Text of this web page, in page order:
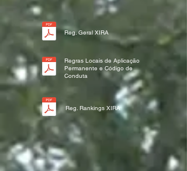
Reg. Geral XIRA
Regras Locais de Aplicação
Permanente e Código de
Conduta
Reg. Rankings XIRA